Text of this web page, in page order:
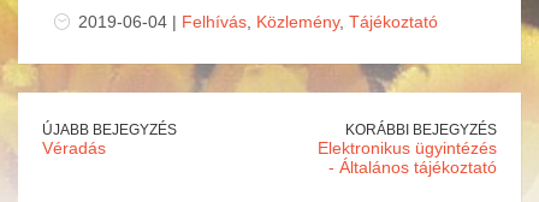
2019-06-04 | Felhívás Közlemény, Tájékoztató
ÚJABB BEJEGYZÉS
Véradás
KORÁBBI BEJEGYZÉS
Elektronikus ügyintézés
- Általános tájékoztató